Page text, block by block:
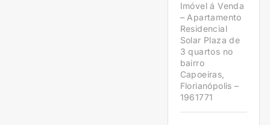
Imóvel á Venda
– Apartamento
Residencial
Solar Plaza de
3 quartos no
bairro
Capoeiras,
Florianópolis –
1961771